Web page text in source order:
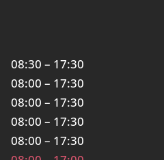
08:30 – 17:30
08:00 – 17:30
08:00 – 17:30
08:00 – 17:30
08:00 – 17:30